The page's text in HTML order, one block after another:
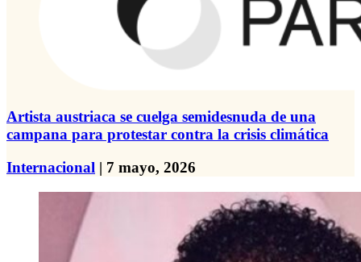
Artista austriaca se cuelga semidesnuda de una
campana para protestar contra la crisis climática
Internacional | 7 mayo, 2026